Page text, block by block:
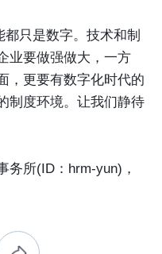
只是数字。技术和制
业要做强做大，一方
，更要有数字化时代的
制度环境。让我们静待
务所(ID：hrm-yun)，